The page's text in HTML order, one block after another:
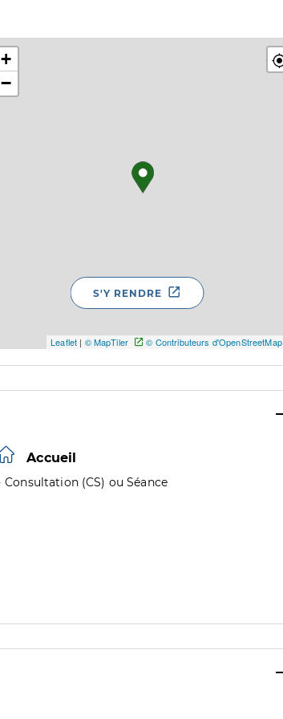
+
−
Leaflet | © MapTiler © Contributeurs d'OpenStreetMap
S'Y RENDRE
Accueil
Consultation (CS) ou Séance